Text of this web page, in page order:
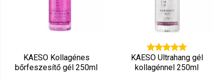
KAESO Kollagénes
bőrfeszesítő gél 250ml
KAESO Ultrahang gél
kollagénnel 250ml